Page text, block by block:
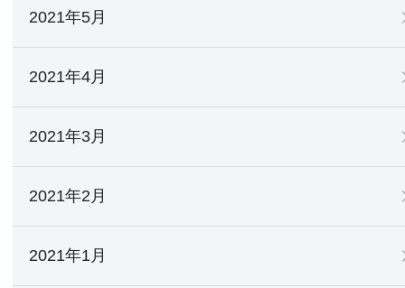
2021年5月
2021年4月
2021年3月
2021年2月
2021年1月